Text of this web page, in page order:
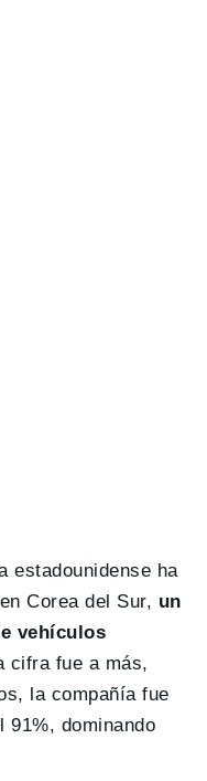
estadounidense ha
Corea del Sur, un
vehículos
cifra fue a más,
la compañía fue
91%, dominando